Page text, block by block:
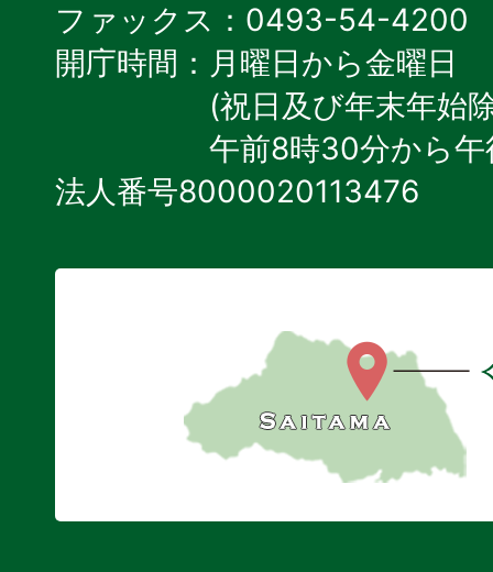
ファックス：0493-54-4200
開庁時間：月曜日から金曜日
(祝日及び年末年始
午前8時30分から午
法人番号8000020113476